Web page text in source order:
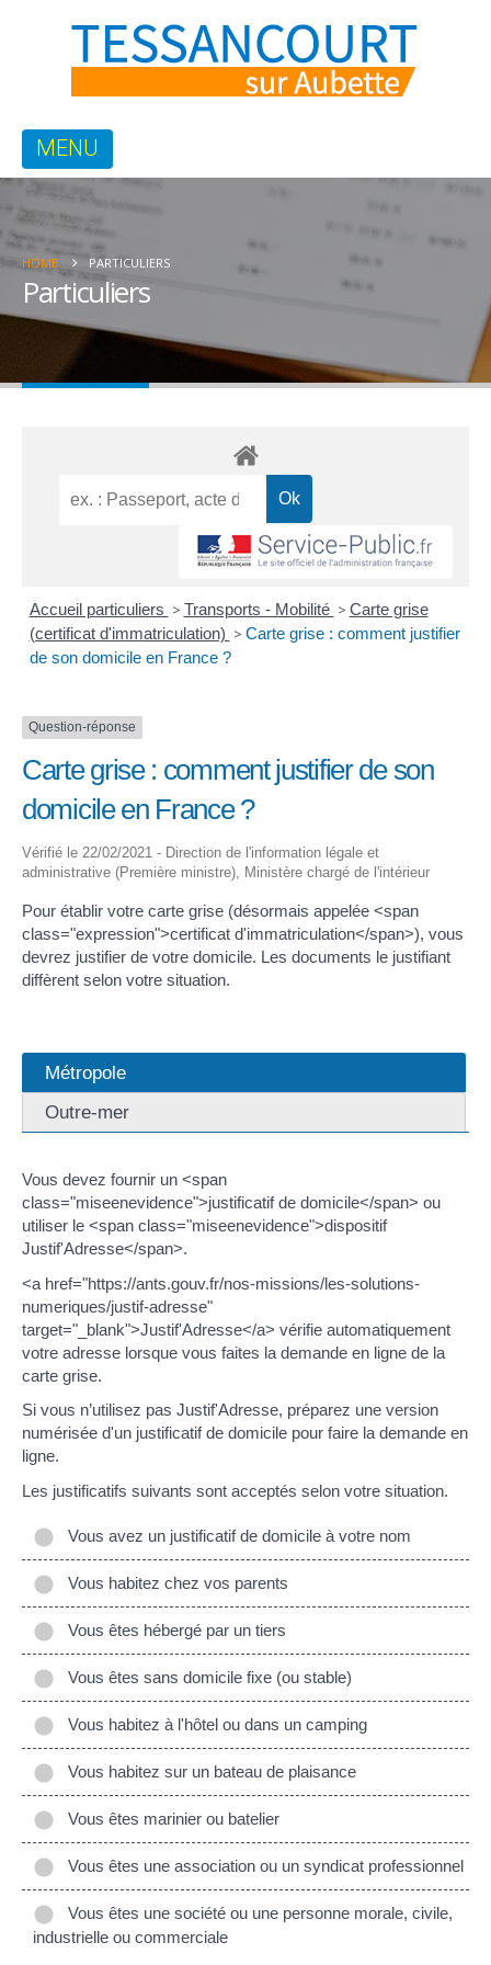
HOME PARTICULIERS
Particuliers
Accueil particuliers > Transports - Mobilité > Carte grise
(certificat d'immatriculation) > Carte grise : comment justifier
de son domicile en France ?
Question-réponse
Carte grise : comment justifier de son
domicile en France ?
Vérifié le 22/02/2021 - Direction de l'information légale et
administrative (Première ministre), Ministère chargé de l'intérieur
Pour établir votre carte grise (désormais appelée <span
class="expression">certificat d'immatriculation</span>), vous
devrez justifier de votre domicile. Les documents le justifiant
diffèrent selon votre situation.
Métropole
Outre-mer
Vous devez fournir un <span
class="miseenevidence">justificatif de domicile</span> ou
utiliser le <span class="miseenevidence">dispositif
Justif'Adresse</span>.
<a href="https://ants.gouv.fr/nos-missions/les-solutions-
numeriques/justif-adresse"
target="_blank">Justif'Adresse</a> vérifie automatiquement
votre adresse lorsque vous faites la demande en ligne de la
carte grise.
Si vous n’utilisez pas Justif'Adresse, préparez une version
numérisée d'un justificatif de domicile pour faire la demande en
ligne.
Les justificatifs suivants sont acceptés selon votre situation.
Vous avez un justificatif de domicile à votre nom
Vous habitez chez vos parents
Vous êtes hébergé par un tiers
Vous êtes sans domicile fixe (ou stable)
Vous habitez à l'hôtel ou dans un camping
Vous habitez sur un bateau de plaisance
Vous êtes marinier ou batelier
Vous êtes une association ou un syndicat professionnel
Vous êtes une société ou une personne morale, civile,
industrielle ou commerciale